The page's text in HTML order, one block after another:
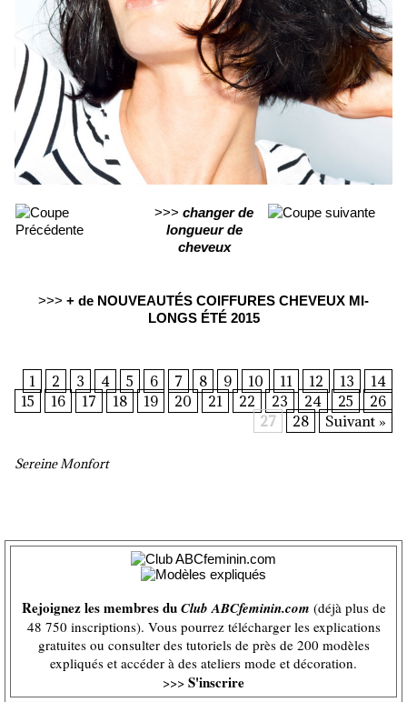
>>> changer de
longueur de
cheveux
>>> + de NOUVEAUTÉS COIFFURES CHEVEUX MI-
LONGS ÉTÉ 2015
1 2 3 4 5 6 7 8 9 10 11 12 13
14
15
16 17 18 19 20 21 22 23 24 25
26
27
28 Suivant »
Sereine Monfort
Rejoignez les membres duClub ABCfeminin.com (déjà plus de
48 750 inscriptions). Vous pourrez télécharger les explications
gratuites ou consulter des tutoriels de près de 200 modèles
expliqués et accéder à des ateliers mode et décoration.
>>> S'inscrire